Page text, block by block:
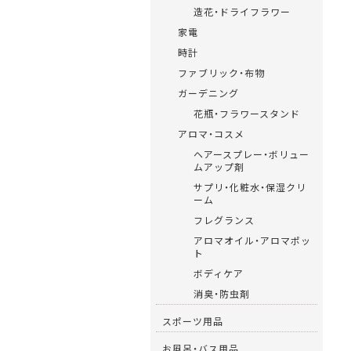
造花・ドライフラワー
家電
時計
ファブリック・布物
ガーデニング
花瓶・フラワースタンド
アロマ・コスメ
ヘアースプレー・ボリュー
ムアップ剤
サプリ・化粧水・保湿クリ
ーム
フレグランス
アロマオイル・アロマポッ
ト
ボディケア
消臭・防虫剤
スポーツ用品